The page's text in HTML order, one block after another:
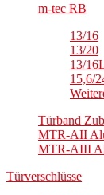
m-tec RB
13/16
13/20
13/
15,6/
Türband
MTR-AII
MTR-AIII
Türverschlüsse